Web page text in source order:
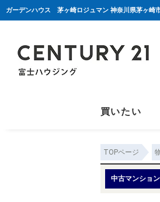
買いたい
TOPページ
中古マンション